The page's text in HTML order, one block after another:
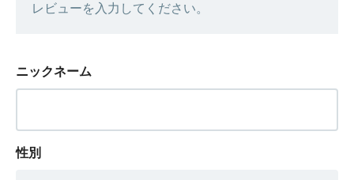
レビューを入力してください。
ニックネーム
性別